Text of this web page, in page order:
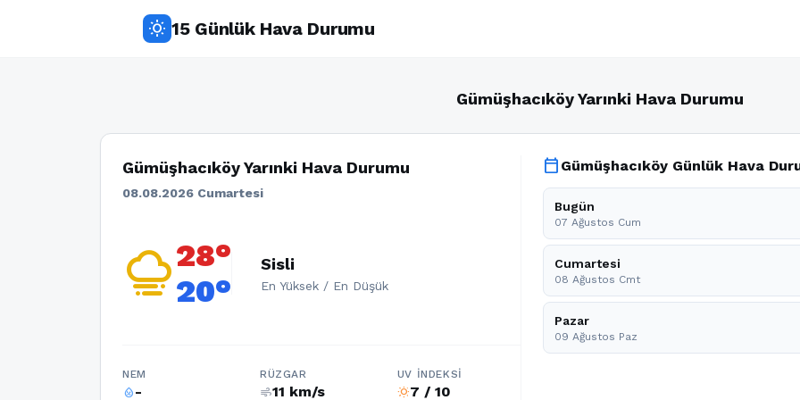
wb_sunny 15 Günlük Hava Durumu
Gümüşhacıköy Yarınki Hava Durumu
Gümüşhacıköy Yarınki Hava Durumu
08.08.2026 Cumartesi
foggy28°
20°
Sisli
En Yüksek / En Düşük
NEM
humidity_percentage-
RÜZGAR
air11 km/s
UV İNDEKSI
wb_sunny7 / 10
calendar_today Gümüşhacıköy Günlük Hava
Bugün
07 Ağustos Cum
Cumartesi
08 Ağustos Cmt
Pazar
09 Ağustos Paz